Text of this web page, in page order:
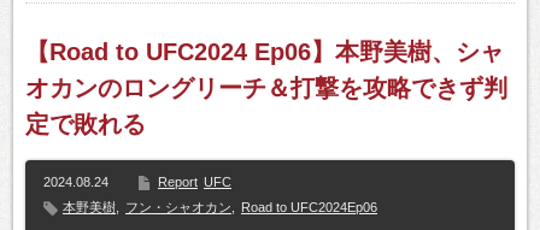
【Road to UFC2024 Ep06】本野美樹、シャ
オカンのロングリーチ＆打撃を攻略できず判
定で敗れる
2024.08.24 Report UFC
本野美樹
フン・シャオカン Road to UFC2024Ep06